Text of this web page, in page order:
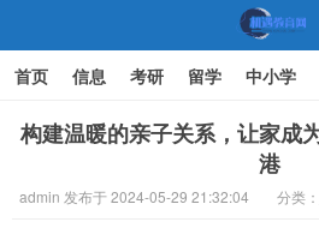
机遇教育
首页 信息 考研 留学 中小学
文化 家庭教育
构建温暖的亲子关系，让家成
港
admin 发布于 2024-05-29 21:32:04 分类：